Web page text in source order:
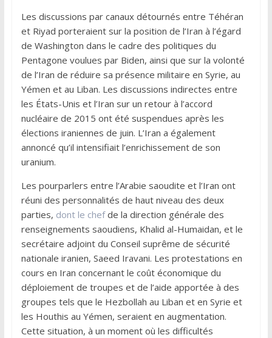
Les discussions par canaux détournés entre Téhéran
et Riyad porteraient sur la position de l’Iran à l’égard
de Washington dans le cadre des politiques du
Pentagone voulues par Biden, ainsi que sur la volonté
de l’Iran de réduire sa présence militaire en Syrie, au
Yémen et au Liban. Les discussions indirectes entre
les États-Unis et l’Iran sur un retour à l’accord
nucléaire de 2015 ont été suspendues après les
élections iraniennes de juin. L’Iran a également
annoncé qu’il intensifiait l’enrichissement de son
uranium.
Les pourparlers entre l’Arabie saoudite et l’Iran ont
réuni des personnalités de haut niveau des deux
parties, dont le chefde la direction générale des
renseignements saoudiens, Khalid al-Humaidan, et le
secrétaire adjoint du Conseil suprême de sécurité
nationale iranien, Saeed Iravani. Les protestations en
cours en Iran concernant le coût économique du
déploiement de troupes et de l’aide apportée à des
groupes tels que le Hezbollah au Liban et en Syrie et
les Houthis au Yémen, seraient en augmentation.
Cette situation, à un moment où les difficultés